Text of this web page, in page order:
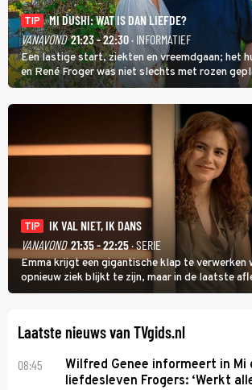
TIP
MI DUSHI: WAT IS DAN LIEFDE?
VANAVOND 21:23 - 22:30 · INFORMATIEF
Een lastige start, ziekten en vreemdgaan; het
en René Froger was niet slechts met rozen
Wat Is Dan Liefde? neemt Wilfred Genee het
uit vissen om het over de liefde te hebben.
TIP
IK VAL NIET, IK DANS
VANAVOND 21:35 - 22:25· SERIE
Emma krijgt een gigantische klap te verwerken
opnieuw ziek blijkt te zijn, maar in de laatste
Ik Dans laat ze zien dat ze niet van plan is op
Laatste nieuws van TVgids.nl
08:45
Wilfred Genee informeert in Mi
liefdesleven Frogers: ‘Werkt